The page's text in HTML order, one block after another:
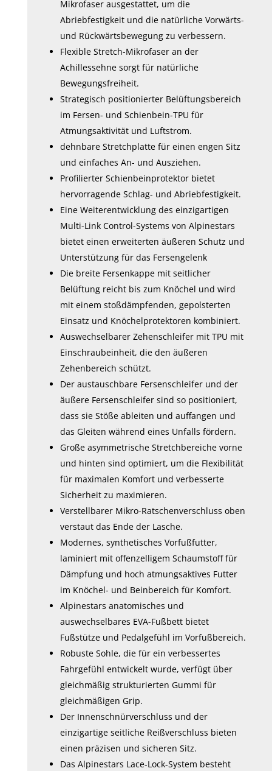
Mikrofaser ausgestattet, um die
Abriebfestigkeit und die natürliche Vorwärts-
und Rückwärtsbewegung zu verbessern.
Flexible Stretch-Mikrofaser an der
Achillessehne sorgt für natürliche
Bewegungsfreiheit.
Strategisch positionierter Belüftungsbereich
im Fersen- und Schienbein-TPU für
Atmungsaktivität und Luftstrom.
dehnbare Stretchplatte für einen engen Sitz
und einfaches An- und Ausziehen.
Profilierter Schienbeinprotektor bietet
hervorragende Schlag- und Abriebfestigkeit.
Eine Weiterentwicklung des einzigartigen
Multi-Link Control-Systems von Alpinestars
bietet einen erweiterten äußeren Schutz und
Unterstützung für das Fersengelenk
Die breite Fersenkappe mit seitlicher
Belüftung reicht bis zum Knöchel und wird
mit einem stoßdämpfenden, gepolsterten
Einsatz und Knöchelprotektoren kombiniert.
Auswechselbarer Zehenschleifer mit TPU mit
Einschraubeinheit, die den äußeren
Zehenbereich schützt.
Der austauschbare Fersenschleifer und der
äußere Fersenschleifer sind so positioniert,
dass sie Stöße ableiten und auffangen und
das Gleiten während eines Unfalls fördern.
Große asymmetrische Stretchbereiche vorne
und hinten sind optimiert, um die Flexibilität
für maximalen Komfort und verbesserte
Sicherheit zu maximieren.
Verstellbarer Mikro-Ratschenverschluss oben
verstaut das Ende der Lasche.
Modernes, synthetisches Vorfußfutter,
laminiert mit offenzelligem Schaumstoff für
Dämpfung und hoch atmungsaktives Futter
im Knöchel- und Beinbereich für Komfort.
Alpinestars anatomisches und
auswechselbares EVA-Fußbett bietet
Fußstütze und Pedalgefühl im Vorfußbereich.
Robuste Sohle, die für ein verbessertes
Fahrgefühl entwickelt wurde, verfügt über
gleichmäßig strukturierten Gummi für
gleichmäßigen Grip.
Der Innenschnürverschluss und der
einzigartige seitliche Reißverschluss bieten
einen präzisen und sicheren Sitz.
Das Alpinestars Lace-Lock-System besteht